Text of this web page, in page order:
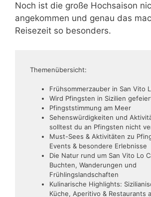
Noch ist die große Hochsaison
angekommen und genau das
Reisezeit so besonders.
Themenübersicht:
Frühsommerzauber in San Vito
Wird Pfingsten in Sizilien
Pfingststimmung am Meer
Sehenswürdigkeiten und
solltest du an Pfingsten nicht
Must-Sees & Aktivitäten zu
Events & besondere Erlebnisse
Die Natur rund um San Vito Lo
Buchten, Wanderungen und
Frühlingslandschaften
Kulinarische Highlights:
Küche, Aperitivo & Restaurants